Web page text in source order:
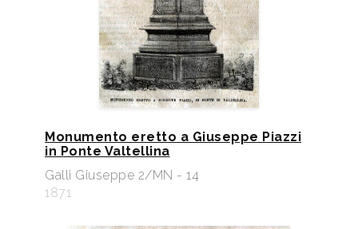
Monumento eretto a Giuseppe Piazzi
in Ponte Valtellina
Galli Giuseppe 2/MN - 14
1871